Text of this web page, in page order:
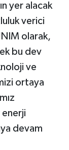
yer alacak
verici
olarak,
bu dev
ve
ortaya
devam